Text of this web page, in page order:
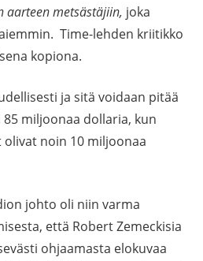
aarteen metsästäjiin, joka
Time-lehden kriitikko
kopiona.
ja sitä voidaan pitää
miljoonaa dollaria, kun
noin 10 miljoonaa
johto oli niin varma
että Robert Zemeckisia
ohjaamasta elokuvaa